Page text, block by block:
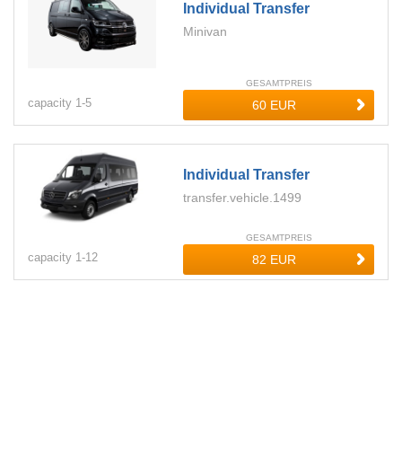
Individual Transfer
Minivan
capacity 1-5
GESAMTPREIS
Individual Transfer
transfer.vehicle.1499
capacity 1-12
GESAMTPREIS